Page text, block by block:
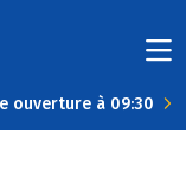
ouverture à 09:30